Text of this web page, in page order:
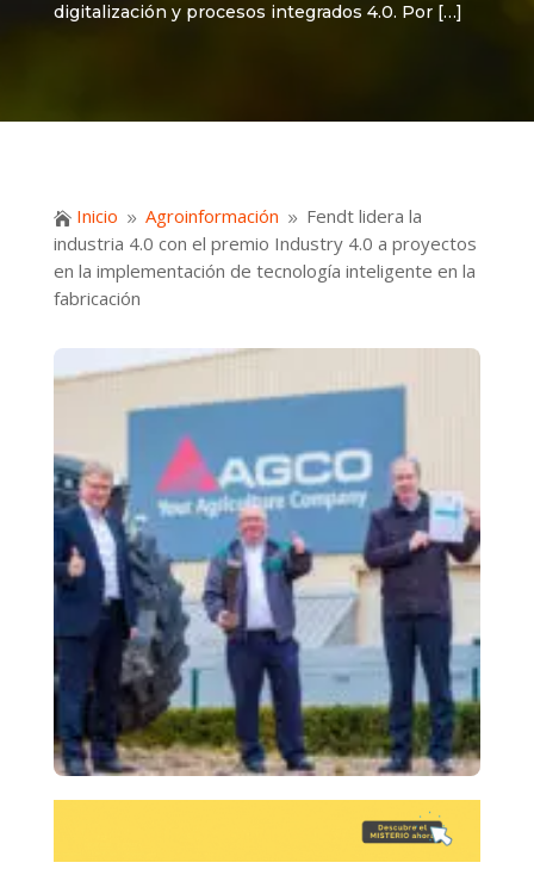
digitalización y procesos integrados 4.0. Por […]
 Inicio 9 Agroinformación 9 Fendt lidera la
industria 4.0 con el premio Industry 4.0 a proyectos
en la implementación de tecnología inteligente en la
fabricación